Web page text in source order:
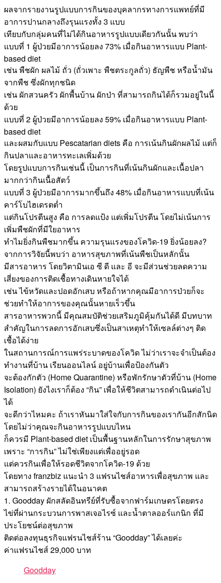
ผลจากรายงานรูปแบบการกินของบุคลากรทางการแพทย์ที่มี
อาการปานกลางถึงรุนแรงทั้ง 3 แบบ
เทียบกับกลุ่มคนที่ไม่ได้กินอาหารรูปแบบเดียวกันนั้น พบว่า
แบบที่ 1 ผู้ป่วยมีอาการน้อยลง 73% เมื่อกินอาหารแบบ Plant-
based diet
เช่น พืชผัก ผลไม้ ถั่ว (ถั่วเพาะ พืชตระกูลถั่ว) ธัญพืช หรือน้ำมัน
จากพืช ซึ่งผักทุกชนิด
เช่น ผักสวนครัว ผักพื้นบ้าน ผักป่า ที่สามารถกินได้ก็รวมอยู่ในนี้
ด้วย
แบบที่ 2 ผู้ป่วยมีอาการน้อยลง 59% เมื่อกินอาหารแบบ Plant-
based diet
และผสมกับแบบ Pescatarian diets คือ การเน้นกินผักผลไม้ แต่ก็
กินปลาและอาหารทะเลเพิ่มด้วย
โดยรูปแบบการกินเช่นนี้ เป็นการกินที่เน้นกินผักและเนื้อปลา
มากกว่ากินเนื้อสัตว์
แบบที่ 3 ผู้ป่วยมีอาการมากขึ้นถึง 48% เมื่อกินอาหารแบบที่เน้น
คาร์โบไฮเดรตต่ำ
แต่กินโปรตีนสูง คือ การลดแป้ง แต่เพิ่มโปรตีน โดยไม่เน้นการ
เพิ่มพืชผักที่มีใยอาหาร
ทำไมยิ่งกินพืชมากขึ้น ความรุนแรงของโควิด-19 ยิ่งน้อยลง?
จากการวิจัยนี้พบว่า อาหารสุขภาพที่เน้นพืชเป็นหลักนั้น
มีสารอาหาร โดยวิตามินเอ ซี ดี และ อี จะมีส่วนช่วยลดความ
เสี่ยงของการติดเชื้อทางเดินหายใจได้
เช่น ไข้หวัดและปอดอักเสบ หรือถ้าหากคุณมีอาการป่วยก็จะ
ช่วยทำให้อาการของคุณนั้นหายเร็วขึ้น
สารอาหารพวกนี้ มีคุณสมบัติช่วยเสริมภูมิคุ้มกันได้ดี มีบทบาท
สำคัญในการลดการอักเสบซึ่งเป็นสาเหตุทำให้เซลล์ต่างๆ ติด
เชื้อได้ง่าย
ในสถานการณ์การแพร่ระบาดของโควิด ไม่ว่าเราจะจำเป็นต้อง
ทำงานที่บ้าน เรียนออนไลน์ อยู่บ้านเพื่อป้องกันตัว
จะต้องกักตัว (Home Quarantine) หรือพักรักษาตัวที่บ้าน (Home
Isolation) ยังไงเราก็ต้อง “กิน” เพื่อให้ชีวิตสามารถดำเนินต่อไป
ได้
จะดีกว่าไหมคะ ถ้าเราหันมาใส่ใจกับการกินของเรากันอีกสักนิด
โดยไม่ว่าคุณจะกินอาหารรูปแบบไหน
ก็ควรมี Plant-based diet เป็นพื้นฐานหลักในการรักษาสุขภาพ
เพราะ “การกิน” ไม่ใช่เพียงแต่เพื่ออยู่รอด
แต่ควรกินเพื่อให้รอดชีวิตจากโควิด-19 ด้วย
โดยทาง franzbiz แนะนำ 3 แฟรนไชส์อาหารเพื่อสุขภาพ และ
สามารถสร้างรายได้ในอนาคต
1. Goodday ผักสลัดอินทรีย์ที่รับซื้อจากฟาร์มเกษตรโดยตรง
ไข่ที่ผ่านกระบวนการพาสเจอไรซ์ และน้ำตาลออร์แกนิก ที่มี
ประโยชน์ต่อสุขภาพ
ติดต่อลงทุนธุรกิจแฟรนไชส์ร้าน “Goodday” ได้เลยค่ะ
ค่าแฟรนไชส์ 29,000 บาท
Goodday